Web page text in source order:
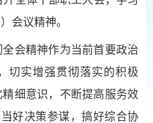
会议精神。
会精神作为当前首要政治
切实增强贯彻落实的积极
细意识，不断提高服务效
好决策参谋，搞好综合协